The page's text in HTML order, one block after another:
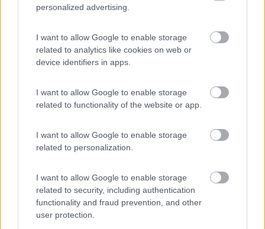
personalized advertising.
I want to allow Google to enable storage
related to analytics like cookies on web or
device identifiers in apps.
I want to allow Google to enable storage
related to functionality of the website or app.
I want to allow Google to enable storage
related to personalization.
I want to allow Google to enable storage
related to security, including authentication
functionality and fraud prevention, and other
user protection.
Area di sosta (PS+CS)
7,6 82
Servizi / Posizione